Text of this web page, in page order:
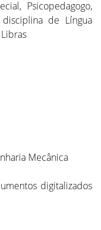
Psicopedagogo,
de Língua
Mecânica
digitalizados